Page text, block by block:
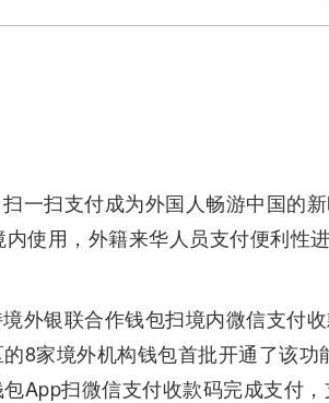
一扫支付成为外国人畅游中国的
使用，外籍来华人员支付便利性
外银联合作钱包扫境内微信支付收
8家境外机构钱包首批开通了该功
App扫微信支付收款码完成支付，